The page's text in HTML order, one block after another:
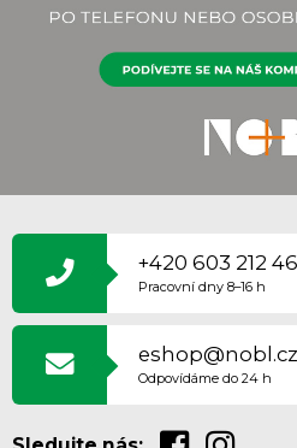
Á
T
+420 603 212
Pracovní dny 8–16 h
eshop@nobl.cz
Odpovídáme do 24 h